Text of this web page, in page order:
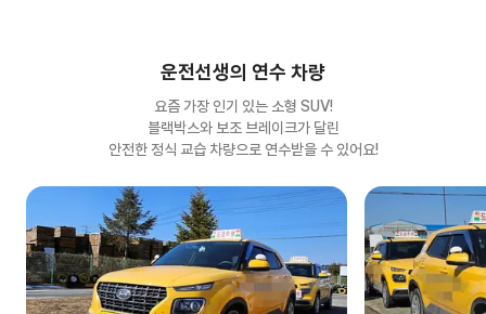
운전선생의 연수 차량
요즘 가장 인기 있는 소형 SUV!
블랙박스와 보조 브레이크가 달린
안전한 정식 교습 차량으로 연수받을 수 있어요!